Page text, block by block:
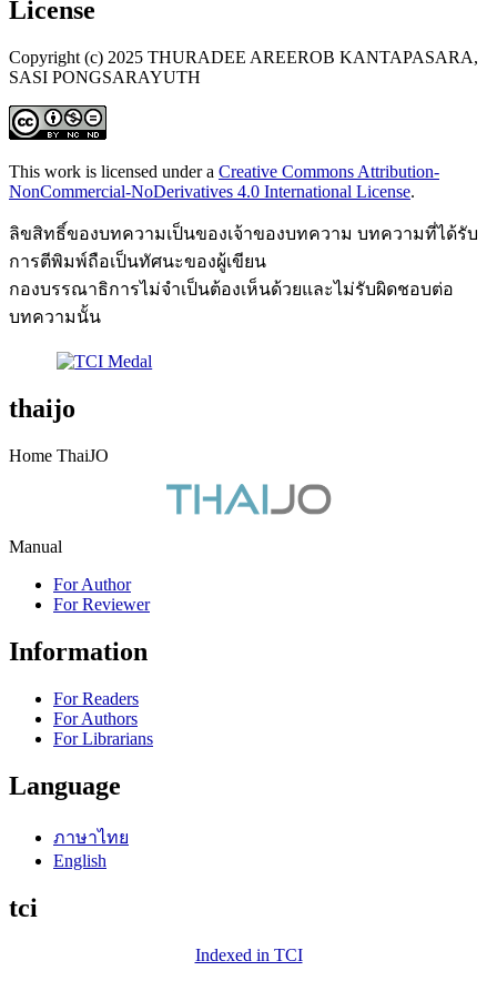
License
Copyright (c) 2025 THURADEE AREEROB KANTAPASARA,
SASI PONGSARAYUTH
This work is licensed under a Creative Commons Attribution-
NonCommercial-NoDerivatives 4.0 International License.
ลิขสิทธิ์ของบทความเป็นของเจ้าของบทความ บทความที่ได้รับ
การตีพิมพ์ถือเป็นทัศนะของผู้เขียน
กองบรรณาธิการไม่จำเป็นต้องเห็นด้วยและไม่รับผิดชอบต่อ
บทความนั้น
thaijo
Home ThaiJO
Manual
For Author
For Reviewer
Information
For Readers
For Authors
For Librarians
Language
ภาษาไทย
English
tci
Indexed in TCI